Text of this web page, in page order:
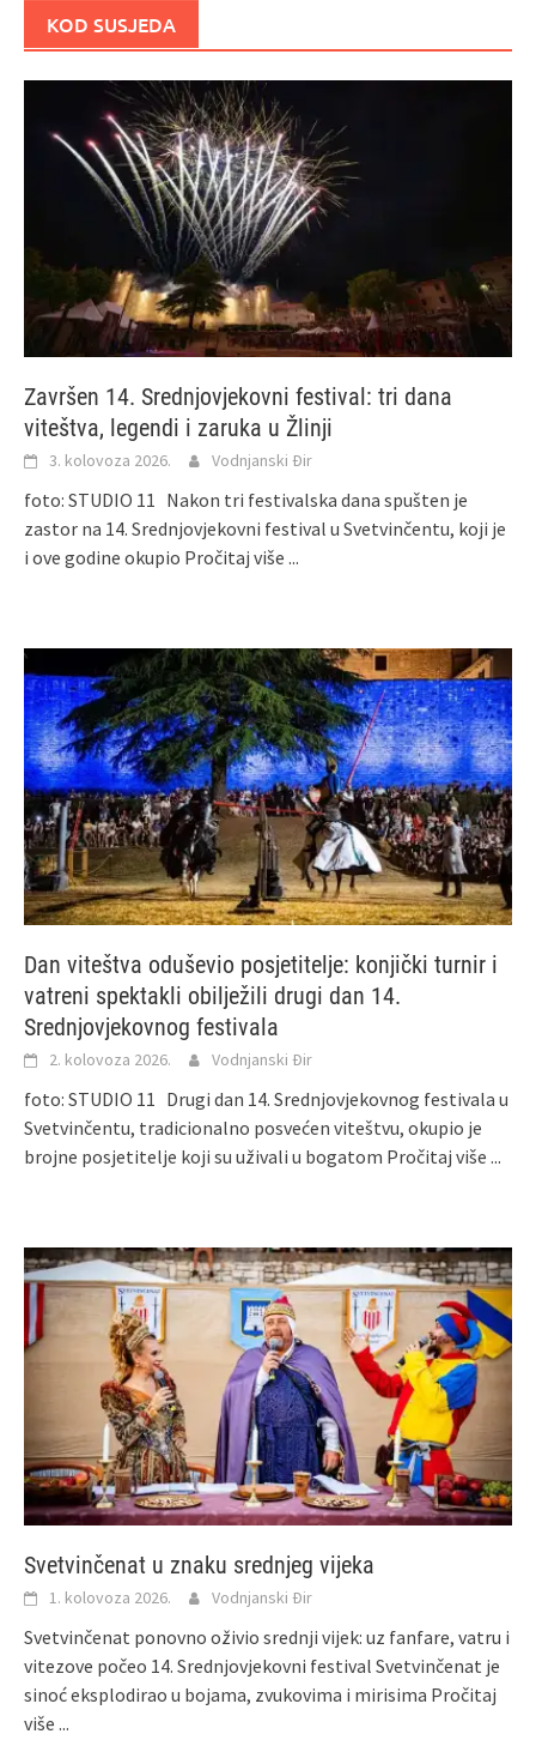
KOD SUSJEDA
Završen 14. Srednjovjekovni festival: tri dana
viteštva, legendi i zaruka u Žlinji
3. kolovoza 2026. Vodnjanski Đir
foto: STUDIO 11 Nakon tri festivalska dana spušten je
zastor na 14. Srednjovjekovni festival u Svetvinčentu, koji je
i ove godine okupio Pročitaj više ...
Dan viteštva oduševio posjetitelje: konjički turnir i
vatreni spektakli obilježili drugi dan 14.
Srednjovjekovnog festivala
2. kolovoza 2026. Vodnjanski Đir
foto: STUDIO 11 Drugi dan 14. Srednjovjekovnog festivala u
Svetvinčentu, tradicionalno posvećen viteštvu, okupio je
brojne posjetitelje koji su uživali u bogatom Pročitaj više ...
Svetvinčenat u znaku srednjeg vijeka
1. kolovoza 2026. Vodnjanski Đir
Svetvinčenat ponovno oživio srednji vijek: uz fanfare, vatru i
vitezove počeo 14. Srednjovjekovni festival Svetvinčenat je
sinoć eksplodirao u bojama, zvukovima i mirisima Pročitaj
više ...